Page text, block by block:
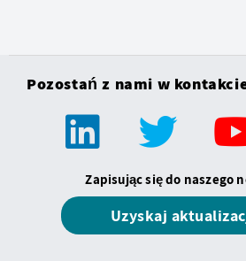
Pozostań z nami w
Zapisując się do naszego
Uzyskaj